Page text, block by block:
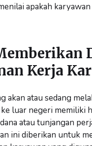
apakah
Kerja
akan atau sedang
luar negeri memiliki
atau tunjangan
ini diberikan untuk